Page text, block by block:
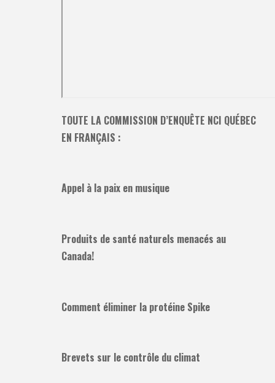
TOUTE LA COMMISSION D’ENQUÊTE NCI QUÉBEC
EN FRANÇAIS :
Appel à la paix en musique
Produits de santé naturels menacés au
Canada!
Comment éliminer la protéine Spike
Brevets sur le contrôle du climat